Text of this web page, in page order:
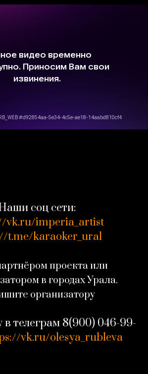
соц сети:
vk.ru/imperia_artist
t.me/karaoker_ural
проекта или
в городах Урала.
организатору
в телеграм 8(900) 046-99-
vk.ru/olesya_rubleva